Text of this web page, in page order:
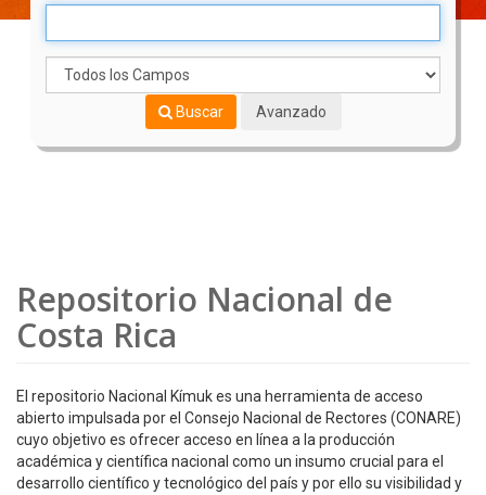
Buscar Avanzado
Repositorio Nacional de
Costa Rica
El repositorio Nacional Kímuk es una herramienta de acceso
abierto impulsada por el Consejo Nacional de Rectores (CONARE)
cuyo objetivo es ofrecer acceso en línea a la producción
académica y científica nacional como un insumo crucial para el
desarrollo científico y tecnológico del país y por ello su visibilidad y